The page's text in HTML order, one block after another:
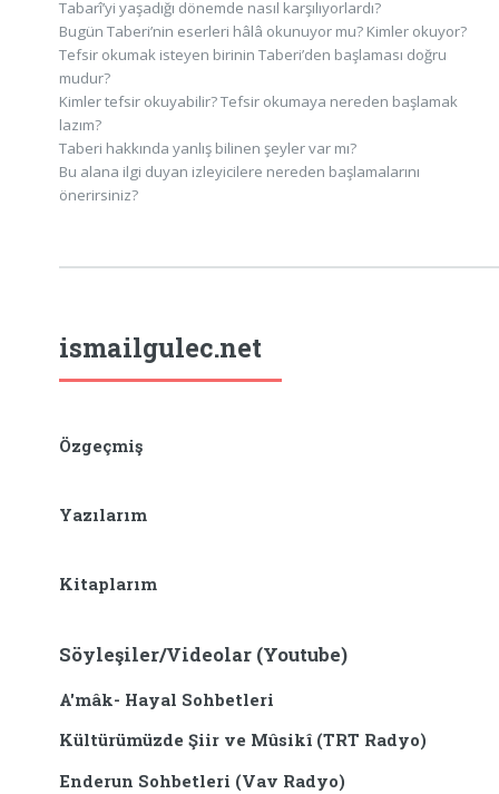
Tabarî’yi yaşadığı dönemde nasıl karşılıyorlardı?
Bugün Taberi’nin eserleri hâlâ okunuyor mu? Kimler okuyor?
Tefsir okumak isteyen birinin Taberi’den başlaması doğru
mudur?
Kimler tefsir okuyabilir? Tefsir okumaya nereden başlamak
lazım?
Taberi hakkında yanlış bilinen şeyler var mı?
Bu alana ilgi duyan izleyicilere nereden başlamalarını
önerirsiniz?
ismailgulec.net
Özgeçmiş
Yazılarım
Kitaplarım
Söyleşiler/Videolar (Youtube)
A'mâk- Hayal Sohbetleri
Kültürümüzde Şiir ve Mûsikî (TRT Radyo)
Enderun Sohbetleri (Vav Radyo)